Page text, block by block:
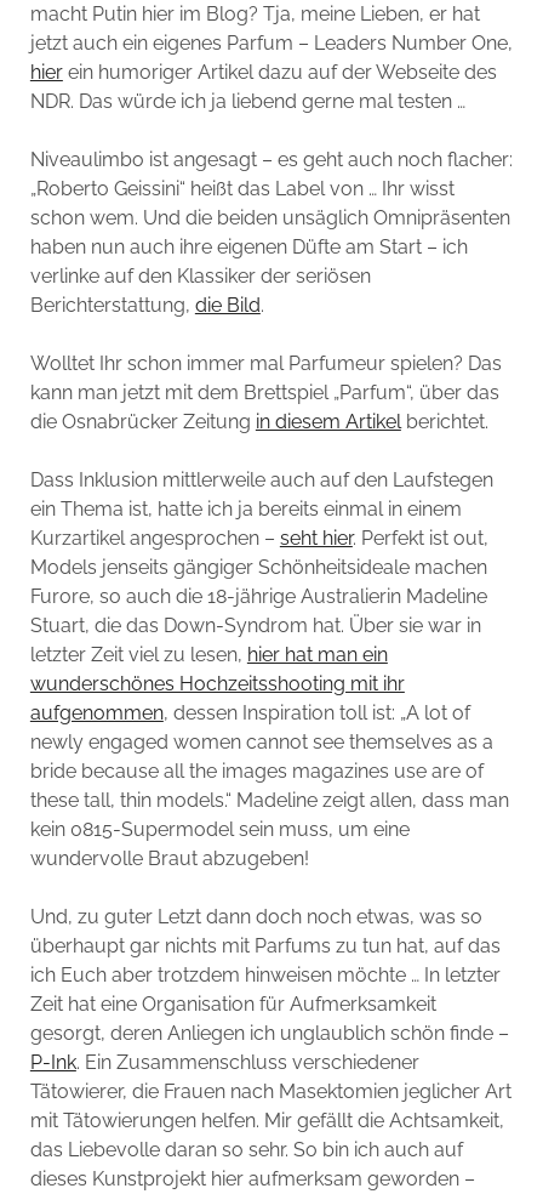
macht Putin hier im Blog? Tja, meine Lieben, er hat
jetzt auch ein eigenes Parfum – Leaders Number One,
hierein humoriger Artikel dazu auf der Webseite des
NDR. Das würde ich ja liebend gerne mal testen …
Niveaulimbo ist angesagt – es geht auch noch flacher:
„Roberto Geissini“ heißt das Label von … Ihr wisst
schon wem. Und die beiden unsäglich Omnipräsenten
haben nun auch ihre eigenen Düfte am Start – ich
verlinke auf den Klassiker der seriösen
Berichterstattung, die Bild.
Wolltet Ihr schon immer mal Parfumeur spielen? Das
kann man jetzt mit dem Brettspiel „Parfum“, über das
die Osnabrücker Zeitung in diesem Artikel berichtet.
Dass Inklusion mittlerweile auch auf den Laufstegen
ein Thema ist, hatte ich ja bereits einmal in einem
Kurzartikel angesprochen – seht hier. Perfekt ist out,
Models jenseits gängiger Schönheitsideale machen
Furore, so auch die 18-jährige Australierin Madeline
Stuart, die das Down-Syndrom hat. Über sie war in
letzter Zeit viel zu lesen, hier hat man ein
wunderschönes Hochzeitsshooting mit ihr
aufgenommen, dessen Inspiration toll ist: „A lot of
newly engaged women cannot see themselves as a
bride because all the images magazines use are of
these tall, thin models.“ Madeline zeigt allen, dass man
kein 0815-Supermodel sein muss, um eine
wundervolle Braut abzugeben!
Und, zu guter Letzt dann doch noch etwas, was so
überhaupt gar nichts mit Parfums zu tun hat, auf das
ich Euch aber trotzdem hinweisen möchte … In letzter
Zeit hat eine Organisation für Aufmerksamkeit
gesorgt, deren Anliegen ich unglaublich schön finde –
P-Ink. Ein Zusammenschluss verschiedener
Tätowierer, die Frauen nach Masektomien jeglicher Art
mit Tätowierungen helfen. Mir gefällt die Achtsamkeit,
das Liebevolle daran so sehr. So bin ich auch auf
dieses Kunstprojekt hier aufmerksam geworden –